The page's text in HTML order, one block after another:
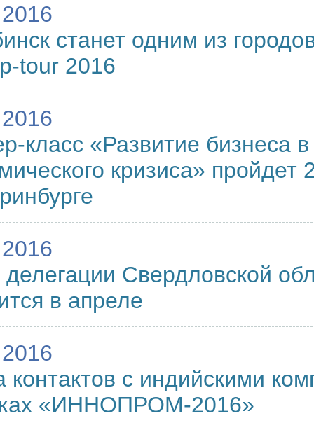
станет одним из
tour 2016
класс «Развитие бизнеса в
кризиса» пройдет
делегации Свердловской
в апреле
контактов с индийскими
«ИННОПРОМ-2016»